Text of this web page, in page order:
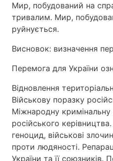
Мир, побудований на
тривалим. Мир,
руйнується.
Висновок: визначення
Перемога для України
Відновлення
Військову поразку
Міжнародну кримінальну
російського
геноцид, військові
проти людяності.
України та її союзників.